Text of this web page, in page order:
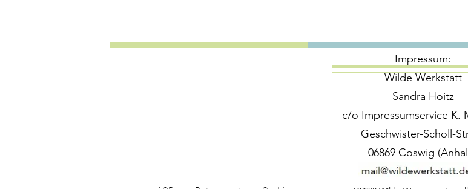
Impressum:
Wilde Werkstatt
Sandra Hoitz
c/o Impressumservice K.
Geschwister-Scholl-
06869 Coswig